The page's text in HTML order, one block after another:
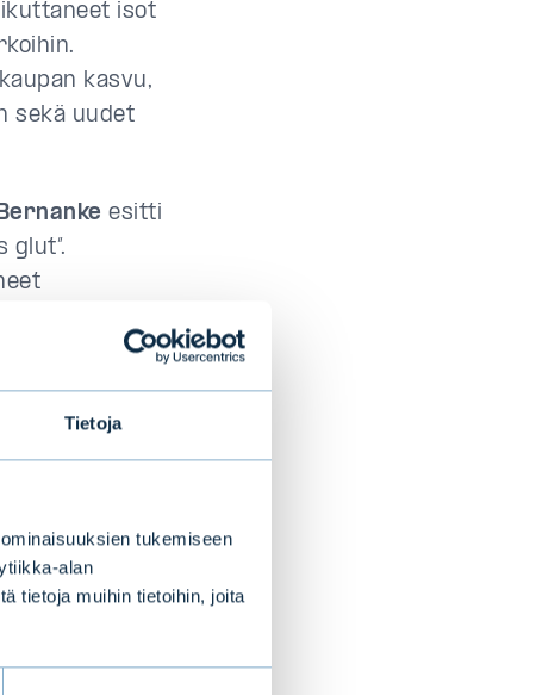
Tietoja
tukemiseen
alan
tietoja muihin tietoihin, joita
isot
kasvu,
sekä uudet
esitti
glut”.
halvoista